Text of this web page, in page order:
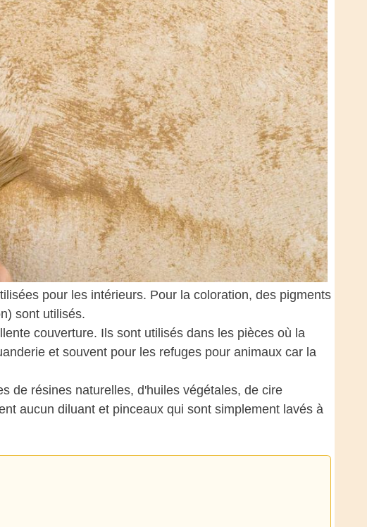
pour les intérieurs. Pour la coloration, des pigments
sont utilisés.
couverture. Ils sont utilisés dans les pièces où la
et souvent pour les refuges pour animaux car la
de résines naturelles, d'huiles végétales, de cire
aucun diluant et pinceaux qui sont simplement lavés à